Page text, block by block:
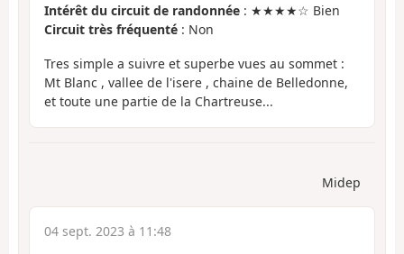
Intérêt du circuit de randonnée : ★★★★☆ Bien
Circuit très fréquenté : Non
Tres simple a suivre et superbe vues au sommet :
Mt Blanc , vallee de l'isere , chaine de Belledonne,
et toute une partie de la Chartreuse...
Midep
04 sept. 2023 à 11:48